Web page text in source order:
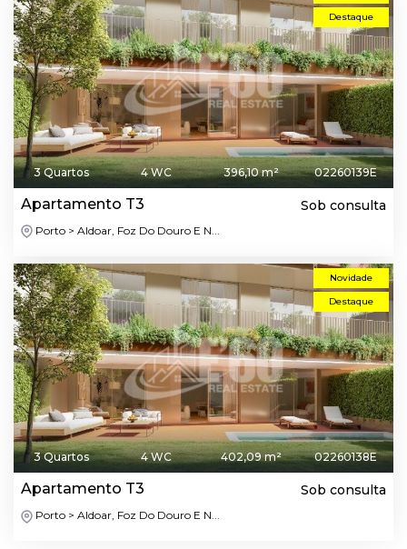
Destaque
3 Quartos 4 WC 396,10 m² 02260139E
Apartamento T3 Sob consulta
Porto > Aldoar, Foz Do Douro E N...
Novidade
Destaque
3 Quartos 4 WC 402,09 m² 02260138E
Apartamento T3 Sob consulta
Porto > Aldoar, Foz Do Douro E N...